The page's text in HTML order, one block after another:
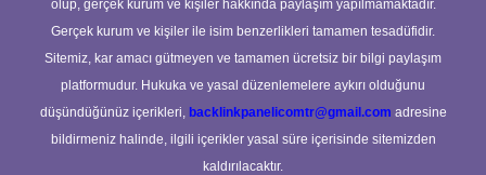
olup, gerçek kurum ve kişiler hakkında paylaşım yapılmamaktadır.
Gerçek kurum ve kişiler ile isim benzerlikleri tamamen tesadüfidir.
Sitemiz, kar amacı gütmeyen ve tamamen ücretsiz bir bilgi paylaşım
platformudur. Hukuka ve yasal düzenlemelere aykırı olduğunu
düşündüğünüz içerikleri, backlinkpanelicomtr@gmail.com adresine
bildirmeniz halinde, ilgili içerikler yasal süre içerisinde sitemizden
kaldırılacaktır.